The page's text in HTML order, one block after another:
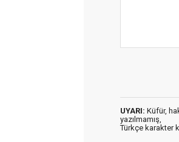
UYARI: Küfür,
yazılmamış,
Türkçe karakter